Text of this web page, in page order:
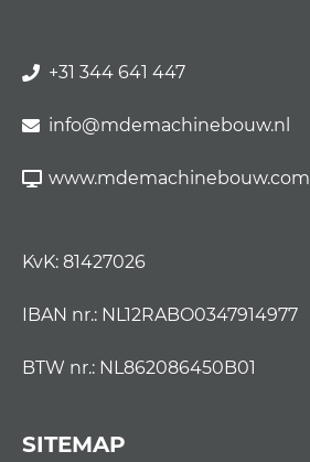
+31 344 641 447
info@mdemachinebouw.nl
www.mdemachinebouw.com
KvK: 81427026
IBAN nr.: NL12RABO0347914977
BTW nr.: NL862086450B01
SITEMAP